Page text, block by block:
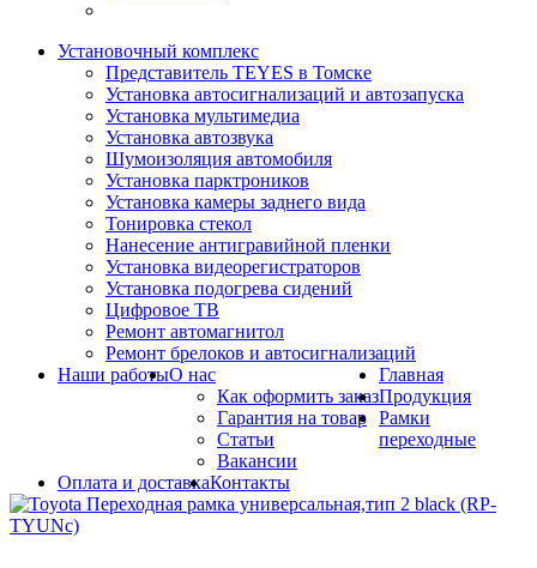
Установочный комплекс
Представитель TEYES в Томске
Установка автосигнализаций и автозапуска
Установка мультимедиа
Установка автозвука
Шумоизоляция автомобиля
Установка парктроников
Установка камеры заднего вида
Тонировка стекол
Нанесение антигравийной пленки
Установка видеорегистраторов
Установка подогрева сидений
Цифровое ТВ
Ремонт автомагнитол
Ремонт брелоков и автосигнализаций
Наши работыО нас
Как оформить заказ
Гарантия на товар
Статьи
Вакансии
Оплата и доставкаКонтакты
Главная
Продукция
Рамки
переходные